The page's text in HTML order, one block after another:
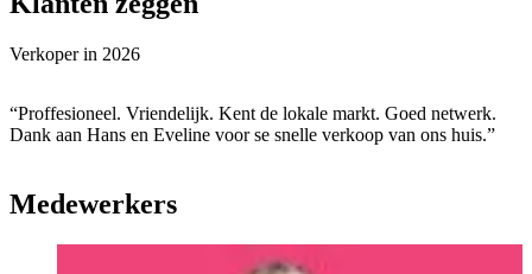
Verkoper in 2026
“Proffesioneel. Vriendelijk. Kent de lokale markt. Goed netwerk.
Dank aan Hans en Eveline voor se snelle verkoop van ons huis.”
Medewerkers